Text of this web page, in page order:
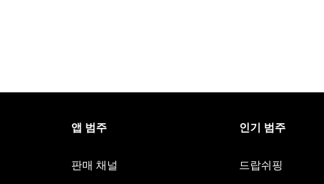
앱 범주
판매 채널
인기 범주
드랍쉬핑